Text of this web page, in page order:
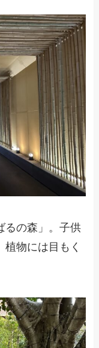
るの森」。子供
物には目もく